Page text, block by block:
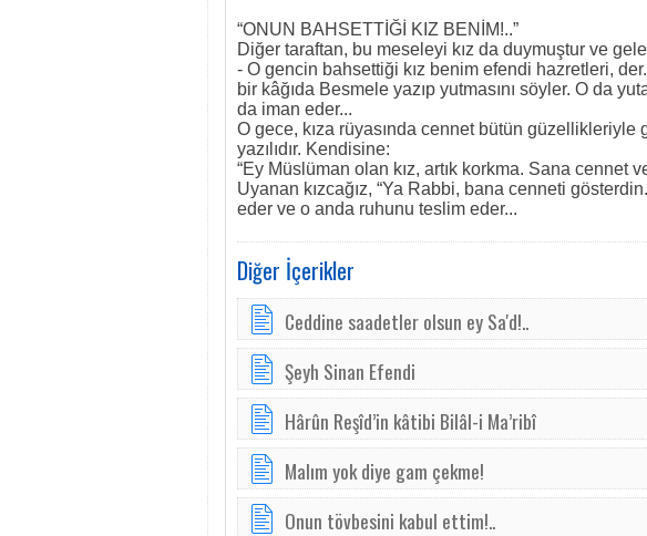
“ONUN BAHSETTİĞİ KIZ BENİM!..”
Diğer taraftan, bu meseleyi kız da duymuştur ve
- O gencin bahsettiği kız benim efendi hazretleri,
bir kâğıda Besmele yazıp yutmasını söyler. O da
da iman eder...
O gece, kıza rüyasında cennet bütün
yazılıdır. Kendisine:
“Ey Müslüman olan kız, artık korkma. Sana cennet
Uyanan kızcağız, “Ya Rabbi, bana cenneti
eder ve o anda ruhunu teslim eder...
Diğer İçerikler
Ceddine saadetler olsun ey Sa'd!..
Şeyh Sinan Efendi
Hârûn Reşîd’in kâtibi Bilâl-i Ma’ribî
Malım yok diye gam çekme!
Onun tövbesini kabul ettim!..